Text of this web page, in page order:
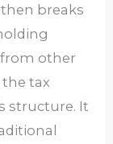
breaks
other
tax
structure. It